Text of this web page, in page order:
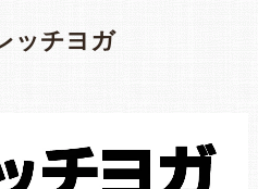
ッチヨガ